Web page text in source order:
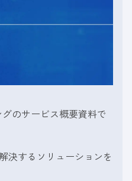
のサービス概要資料で
決するソリューションを